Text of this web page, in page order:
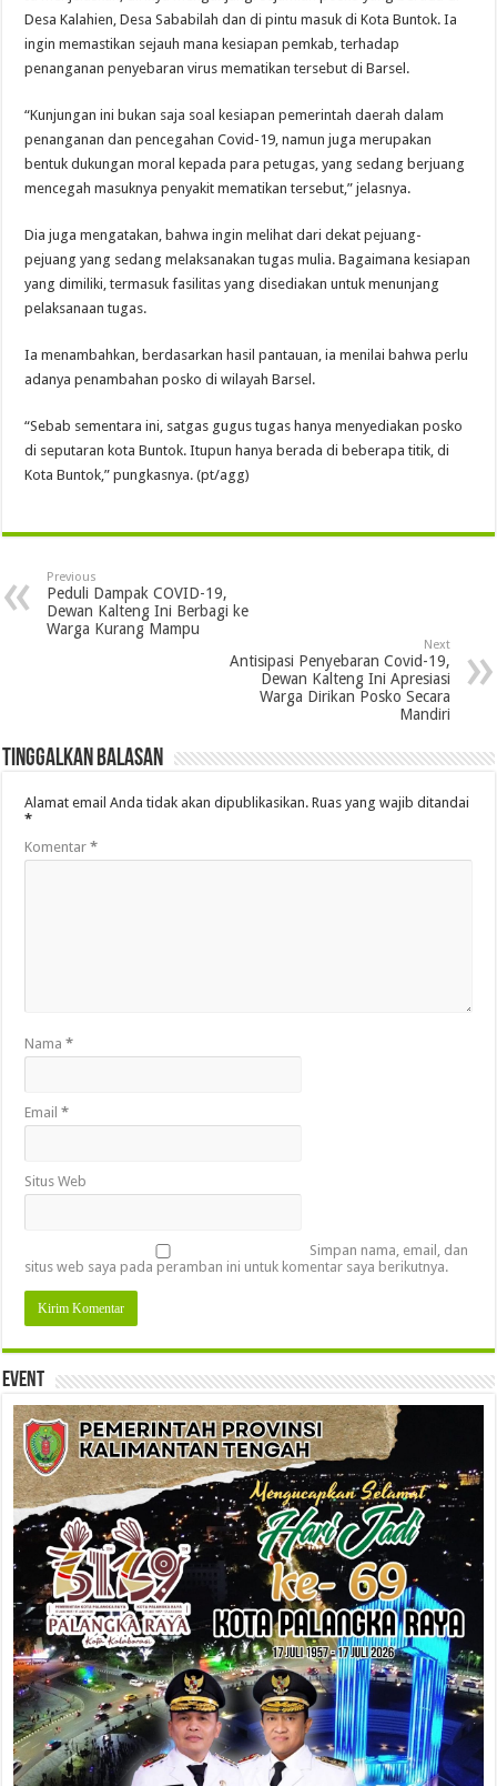
Desa Kalahien, Desa Sababilah dan di pintu masuk di Kota Buntok. Ia
ingin memastikan sejauh mana kesiapan pemkab, terhadap
penanganan penyebaran virus mematikan tersebut di Barsel.
“Kunjungan ini bukan saja soal kesiapan pemerintah daerah dalam
penanganan dan pencegahan Covid-19, namun juga merupakan
bentuk dukungan moral kepada para petugas, yang sedang berjuang
mencegah masuknya penyakit mematikan tersebut,” jelasnya.
Dia juga mengatakan, bahwa ingin melihat dari dekat pejuang-
pejuang yang sedang melaksanakan tugas mulia. Bagaimana kesiapan
yang dimiliki, termasuk fasilitas yang disediakan untuk menunjang
pelaksanaan tugas.
Ia menambahkan, berdasarkan hasil pantauan, ia menilai bahwa perlu
adanya penambahan posko di wilayah Barsel.
“Sebab sementara ini, satgas gugus tugas hanya menyediakan posko
di seputaran kota Buntok. Itupun hanya berada di beberapa titik, di
Kota Buntok,” pungkasnya. (pt/agg)
Previous
Peduli Dampak COVID-19,
Dewan Kalteng Ini Berbagi ke
Warga Kurang Mampu
Next
Antisipasi Penyebaran Covid-19,
Dewan Kalteng Ini Apresiasi
Warga Dirikan Posko Secara
Mandiri
Tinggalkan Balasan
Alamat email Anda tidak akan dipublikasikan. Ruas yang wajib ditandai
*
Komentar*
Nama*
Email*
Situs Web
Simpan nama, email, dan
situs web saya pada peramban ini untuk komentar saya berikutnya.
Event